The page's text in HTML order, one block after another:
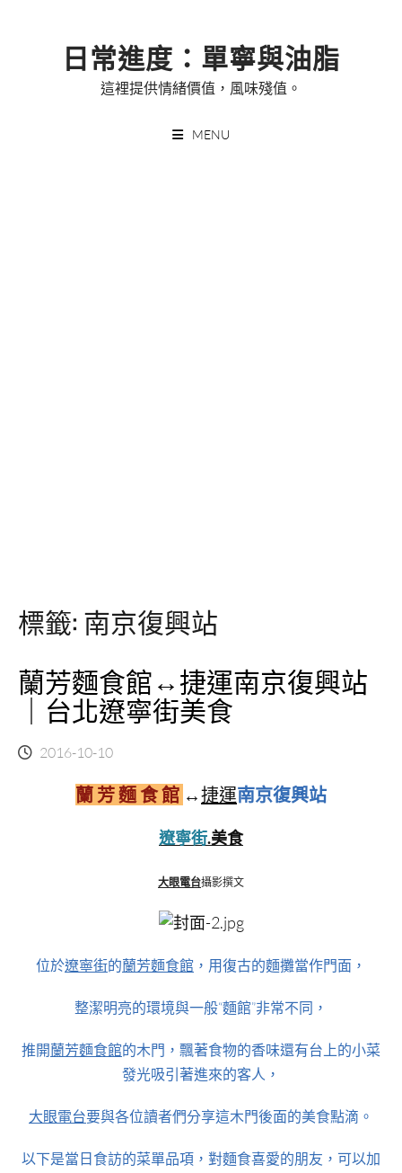
日常進度：單寧與油脂
這裡提供情緒價值，風味殘值。
MENU
標籤: 南京復興站
蘭芳麵食館↔捷運南京復興站
｜台北遼寧街美食
2016-10-10
蘭 芳 麵 食 館 ↔捷運南京復興站
遼寧街.美食
大眼電台攝影撰文
位於遼寧街的蘭芳麵食館 ，用復古的麵攤當作門面，
整潔明亮的環境與一般“麵館”非常不同，
推開蘭芳麵食館的木門，飄著食物的香味還有台上的小菜
發光吸引著進來的客人，
大眼電台要與各位讀者們分享這木門後面的美食點滴。
以下是當日食訪的菜單品項，對麵食喜愛的朋友，可以加